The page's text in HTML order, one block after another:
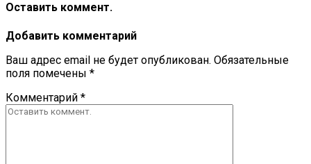
Оставить коммент.
Добавить комментарий
Ваш адрес email не будет опубликован. Обязательные
поля помечены *
Комментарий *